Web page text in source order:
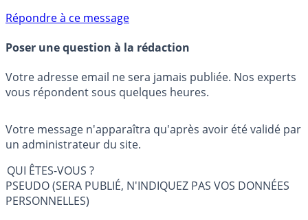
Répondre à ce message
Poser une question à la rédaction
Votre adresse email ne sera jamais publiée. Nos experts
vous répondent sous quelques heures.
Votre message n'apparaîtra qu'après avoir été validé par
un administrateur du site.
QUI ÊTES-VOUS ?
PSEUDO (SERA PUBLIÉ, N'INDIQUEZ PAS VOS DONNÉES
PERSONNELLES)